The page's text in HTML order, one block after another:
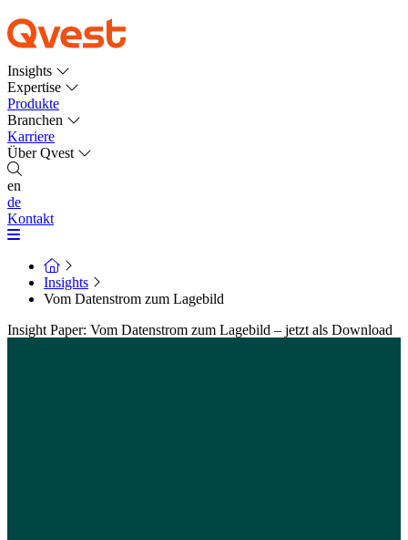
Insights
Expertise
Produkte
Branchen
Karriere
Über Qvest
en
de
Kontakt
Insights
Vom Datenstrom zum Lagebild
Insight Paper: Vom Datenstrom zum Lagebild – jetzt als Download